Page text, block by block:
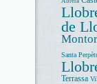
de
Santa
Terrassa